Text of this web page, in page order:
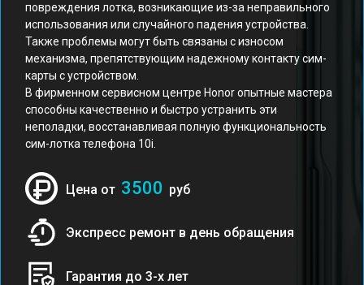
повреждения лотка, возникающие из-за неправильного
использования или случайного падения устройства.
Также проблемы могут быть связаны с износом
механизма, препятствующим надежному контакту сим-
карты с устройством.
В фирменном сервисном центре Honor опытные мастера
способны качественно и быстро устранить эти
неполадки, восстанавливая полную функциональность
сим-лотка телефона 10i.
Цена от 3500 руб
Экспресс ремонт в день обращения
Гарантия до 3-х лет